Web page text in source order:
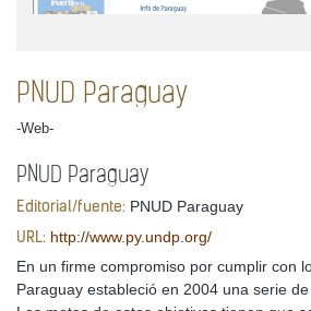
PNUD Paraguay
-Web-
PNUD Paraguay
Editorial/fuente: PNUD Paraguay
URL: http://www.py.undp.org/
En un firme compromiso por cumplir con
Paraguay estableció en 2004 una serie